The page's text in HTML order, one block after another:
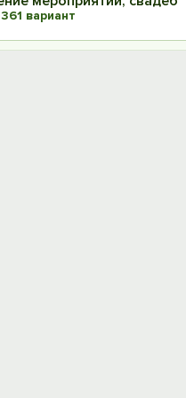
вариант